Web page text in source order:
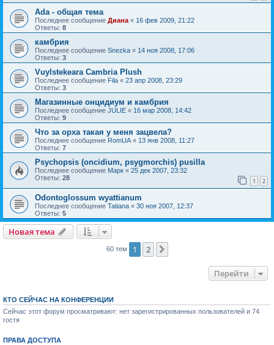
Ada - общая тема
Последнее сообщение Диана « 16 фев 2009, 21:22
Ответы: 8
камбрия
Последнее сообщение Snezka « 14 ноя 2008, 17:06
Ответы: 3
Vuylstekeara Cambria Plush
Последнее сообщение Fila « 23 апр 2008, 23:29
Ответы: 3
Магазинные онцидиум и камбрия
Последнее сообщение JULIE « 16 мар 2008, 14:42
Ответы: 9
Что за орха такая у меня зацвела?
Последнее сообщение RomUA « 13 янв 2008, 11:27
Ответы: 7
Psychopsis (oncidium, psygmorchis) pusilla
Последнее сообщение Марк « 25 дек 2007, 23:32
Ответы: 28 1 2
Odontoglossum wyattianum
Последнее сообщение Tatiana « 30 ноя 2007, 12:37
Ответы: 5
Новая тема
60 тем 1 2
Перейти
КТО СЕЙЧАС НА КОНФЕРЕНЦИИ
Сейчас этот форум просматривают: нет зарегистрированных пользователей и 74
гостя
ПРАВА ДОСТУПА